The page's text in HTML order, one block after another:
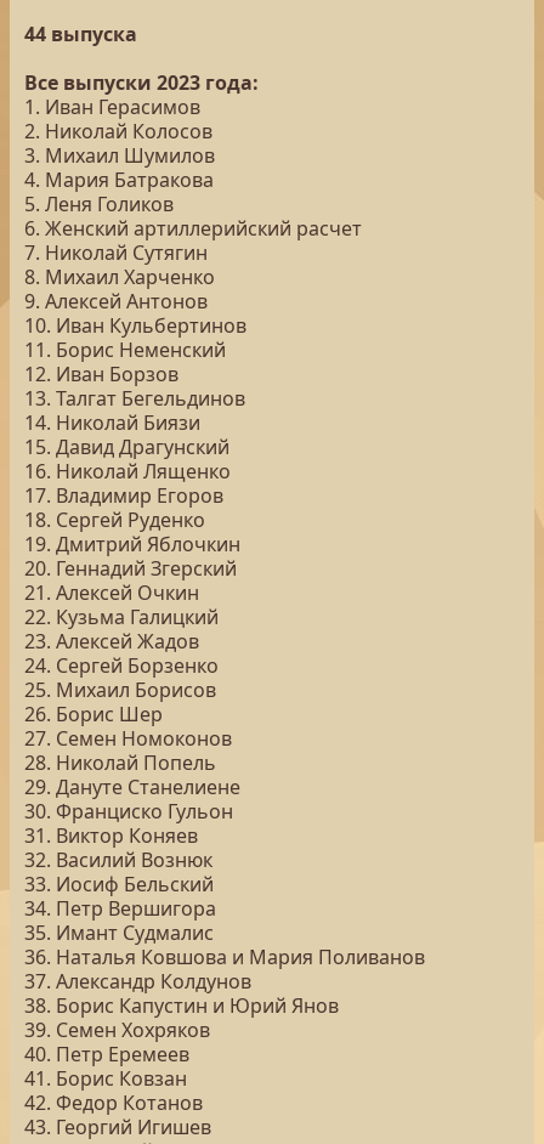
44 выпуска
Все выпуски 2023 года:
1. Иван Герасимов
2. Николай Колосов
3. Михаил Шумилов
4. Мария Батракова
5. Леня Голиков
6. Женский артиллерийский расчет
7. Николай Сутягин
8. Михаил Харченко
9. Алексей Антонов
10. Иван Кульбертинов
11. Борис Неменский
12. Иван Борзов
13. Талгат Бегельдинов
14. Николай Биязи
15. Давид Драгунский
16. Николай Лященко
17. Владимир Егоров
18. Сергей Руденко
19. Дмитрий Яблочкин
20. Геннадий Згерский
21. Алексей Очкин
22. Кузьма Галицкий
23. Алексей Жадов
24. Сергей Борзенко
25. Михаил Борисов
26. Борис Шер
27. Семен Номоконов
28. Николай Попель
29. Дануте Станелиене
30. Франциско Гульон
31. Виктор Коняев
32. Василий Вознюк
33. Иосиф Бельский
34. Петр Вершигора
35. Имант Судмалис
36. Наталья Ковшова и Мария Поливанов
37. Александр Колдунов
38. Борис Капустин и Юрий Янов
39. Семен Хохряков
40. Петр Еремеев
41. Борис Ковзан
42. Федор Котанов
43. Георгий Игишев